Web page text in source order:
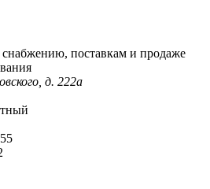
поставкам и продаже
д. 222а